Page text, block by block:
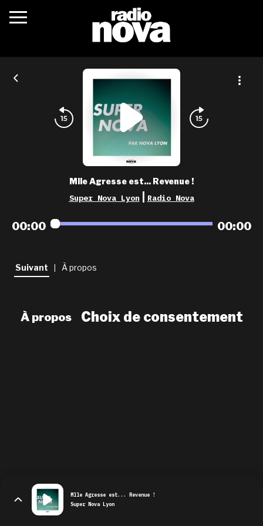
c’était quoi ?
podcasts
nova aime
les grilles
playlists
newsletter
Mlle Agresse est... Revenue !
Super Nova Lyon Radio Nova
00:00 00:00
Suivant À propos
À propos Choix de consentement
Mlle Agresse est... Revenue !
Super Nova Lyon